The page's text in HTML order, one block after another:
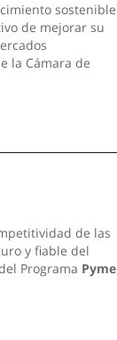
sostenible
de mejorar su
la Cámara de
de las
y fiable del
Programa Pyme